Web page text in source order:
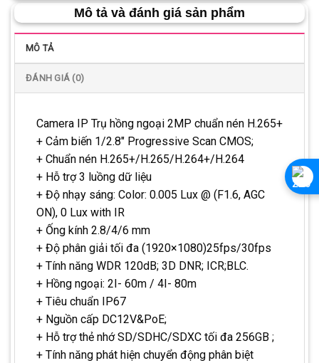
Mô tả và đánh giá sản phẩm
MÔ TẢ
ĐÁNH GIÁ (0)
Camera IP Trụ hồng ngoại 2MP chuẩn nén H.265+
+ Cảm biến 1/2.8″ Progressive Scan CMOS;
+ Chuẩn nén H.265+/H.265/H.264+/H.264
+ Hỗ trợ 3 luồng dữ liệu
+ Độ nhạy sáng: Color: 0.005 Lux @ (F1.6, AGC
ON), 0 Lux with IR
+ Ống kính 2.8/4/6 mm
+ Độ phân giải tối đa (1920×1080)25fps/30fps
+ Tính năng WDR 120dB; 3D DNR; ICR;BLC.
+ Hồng ngoại: 2I- 60m / 4I- 80m
+ Tiêu chuẩn IP67
+ Nguồn cấp DC12V&PoE;
+ Hỗ trợ thẻ nhớ SD/SDHC/SDXC tối đa 256GB ;
+ Tính năng phát hiện chuyển động phân biệt